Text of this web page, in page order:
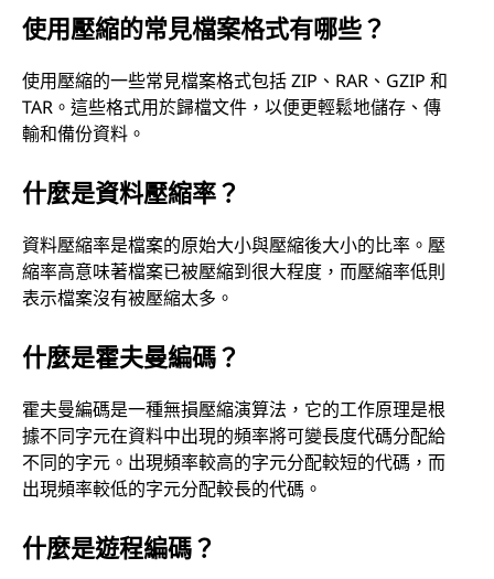
使用壓縮的常見檔案格式有哪些？
使用壓縮的一些常見檔案格式包括 ZIP、RAR、GZIP 和
TAR。這些格式用於歸檔文件，以便更輕鬆地儲存、傳
輸和備份資料。
什麼是資料壓縮率？
資料壓縮率是檔案的原始大小與壓縮後大小的比率。壓
縮率高意味著檔案已被壓縮到很大程度，而壓縮率低則
表示檔案沒有被壓縮太多。
什麼是霍夫曼編碼？
霍夫曼編碼是一種無損壓縮演算法，它的工作原理是根
據不同字元在資料中出現的頻率將可變長度代碼分配給
不同的字元。出現頻率較高的字元分配較短的代碼，而
出現頻率較低的字元分配較長的代碼。
什麼是遊程編碼？